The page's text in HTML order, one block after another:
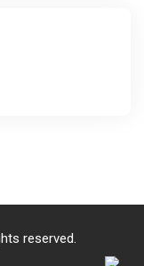
reserved.